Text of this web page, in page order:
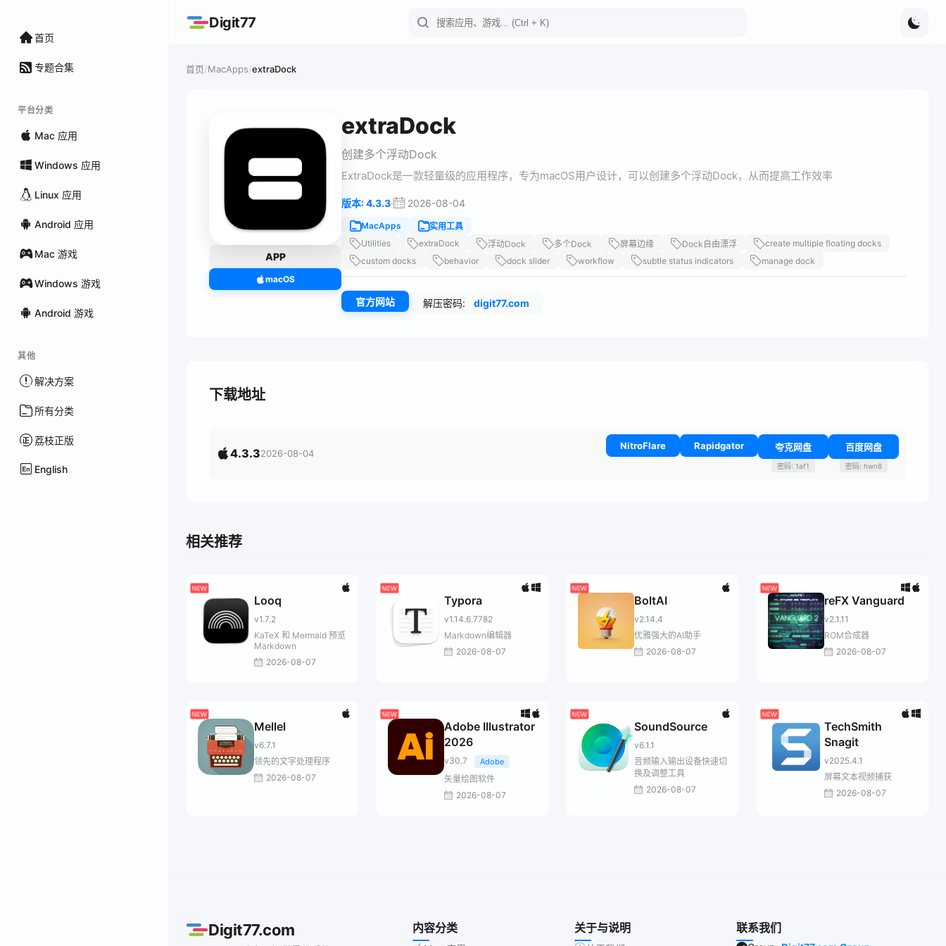
首页
专题合集
平台分类
Mac 应用
Windows 应用
Linux 应用
Android 应用
Mac 游戏
Windows 游戏
Android 游戏
其他
解决方案
所有分类
荔枝正版
English
Digit77
首页/MacApps/extraDock
APP
macOS
extraDock
创建多个浮动Dock
ExtraDock是一款轻量级的应用程序，专为macOS用户设计，可以创建多个浮动Dock，从而提高工作效率
版本: 4.3.3· 2026-08-04
MacApps
实用工具
Utilities
extraDock 浮动Dock 多个Dock 屏幕边缘 Dock自由漂浮
create multiple floating docks
custom docks
behavior dock slider workflow subtle status indicators manage dock
官方网站 解压密码: digit77.com
下载地址
4.3.32026-08-04
NitroFlare Rapidgator 夸克网盘
密码: 1af1
百度网盘
密码: hwn8
相关推荐
Looq
v1.7.2
KaTeX 和 Mermaid 预览
Markdown
2026-08-07
Typora
v1.14.6.7782
Markdown编辑器
2026-08-07
BoltAI
v2.14.4
优雅强大的AI助手
2026-08-07
reFX Vanguard
v2.1.11
ROM合成器
2026-08-07
Mellel
v6.7.1
领先的文字处理程序
2026-08-07
Adobe Illustrator
2026
v30.7 Adobe
矢量绘图软件
2026-08-07
SoundSource
v6.1.1
音频输入输出设备快速切
换及调整工具
2026-08-07
TechSmith
Snagit
v2025.4.1
屏幕文本视频捕获
2026-08-07
Digit77.com 内容分类 关于与说明 联系我们